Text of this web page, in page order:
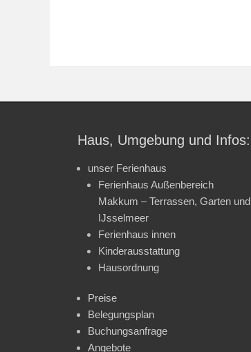
Haus, Umgebung und Infos:
unser Ferienhaus
Ferienhaus Außenbereich
Makkum – Terrassen, Garten und
IJsselmeer
Ferienhaus innen
Kinderausstattung
Hausordnung
Preise
Belegungsplan
Buchungsanfrage
Angebote